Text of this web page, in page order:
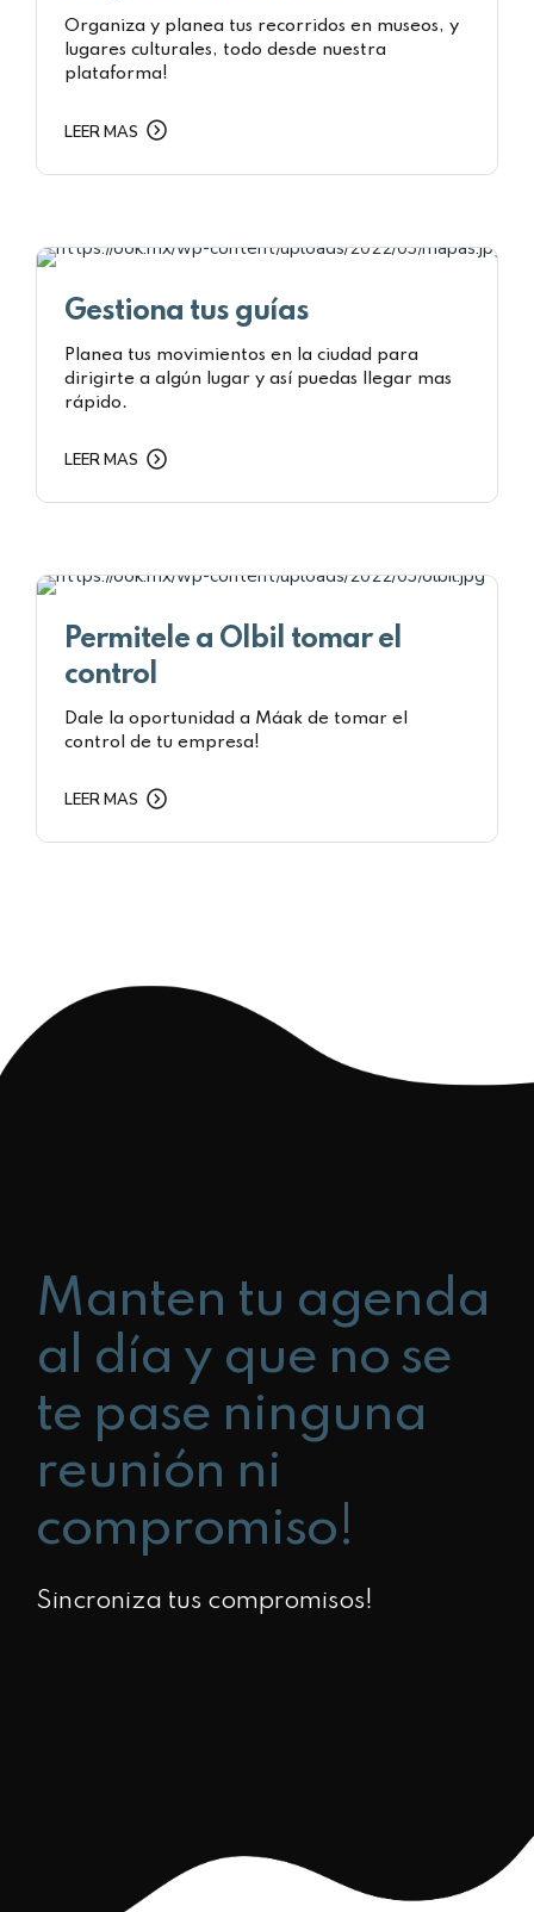
Organiza y planea tus recorridos en museos, y
lugares culturales, todo desde nuestra
plataforma!
LEER MAS
Gestiona tus guías
Planea tus movimientos en la ciudad para
dirigirte a algún lugar y así puedas llegar mas
rápido.
LEER MAS
Permitele a Olbil tomar el
control
Dale la oportunidad a Máak de tomar el
control de tu empresa!
LEER MAS
Manten tu agenda
al día y que no se
te pase ninguna
reunión ni
compromiso!
Sincroniza tus compromisos!